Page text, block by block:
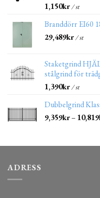
1,150kr/ st
Branddörr EI60
29,489kr/ st
Staketgrind
stålgrind för
1,390kr/ st
Dubbelgrind
9,359kr– 10,819
ADRESS